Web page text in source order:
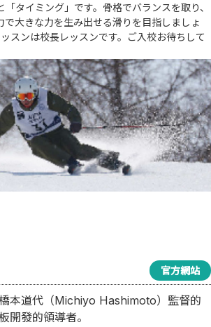
タイミング」です。骨格でバランスを取り、
で大きな力を生み出せる滑りを目指しましょ
スンは校長レッスンです。ご入校お待ちして
官方網站
本道代（Michiyo Hashimoto）監督的
開發的領導者。